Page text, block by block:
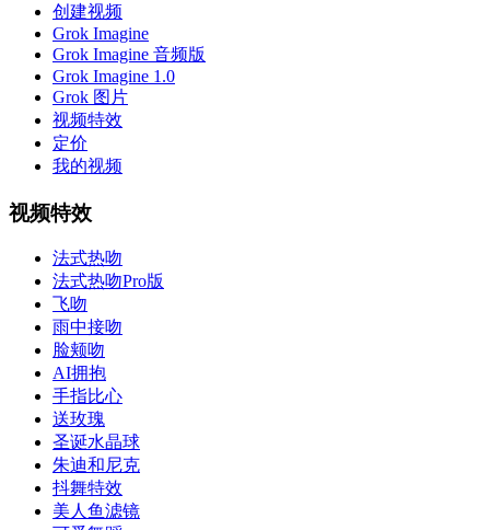
创建视频
Grok Imagine
Grok Imagine 音频版
Grok Imagine 1.0
Grok 图片
视频特效
定价
我的视频
视频特效
法式热吻
法式热吻Pro版
飞吻
雨中接吻
脸颊吻
AI拥抱
手指比心
送玫瑰
圣诞水晶球
朱迪和尼克
抖舞特效
美人鱼滤镜